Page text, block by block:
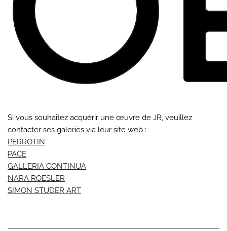
Si vous souhaitez acquérir une œuvre de JR, veuillez
contacter ses galeries via leur site web :
PERROTIN
PACE
GALLERIA CONTINUA
NARA ROESLER
SIMON STUDER ART